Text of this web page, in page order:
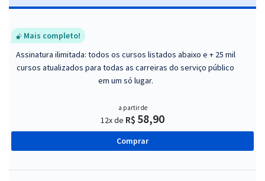
Mais completo!
Assinatura ilimitada: todos os cursos listados abaixo e + 25 mil
cursos atualizados para todas as carreiras do serviço público
em um só lugar.
a partir de
12x de R$ 58,90
Comprar